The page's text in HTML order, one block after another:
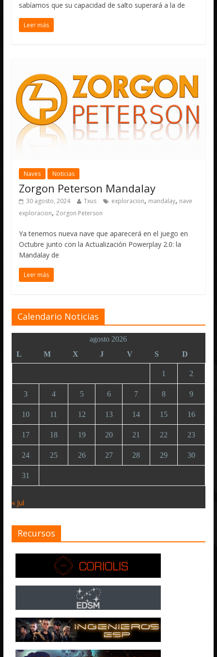
sabíamos que su capacidad de salto superará a la de
Leer más
Naves Noticias
Zorgon Peterson Mandalay
30 agosto, 2024 Txus exploracion, mandalay, nave
exploracion, Zorgon Peterson
Ya tenemos nueva nave que aparecerá en el juego en
Octubre junto con la Actualización Powerplay 2.0: la
Mandalay de
Leer más
Calendario Noticias
agosto 2026
L
M X J V S D
1 2
3 4 5 6 7 8 9
10 11 12 13 14 15 16
17 18 19 20 21 22 23
24 25 26 27 28 29 30
31
« Jul
Recursos